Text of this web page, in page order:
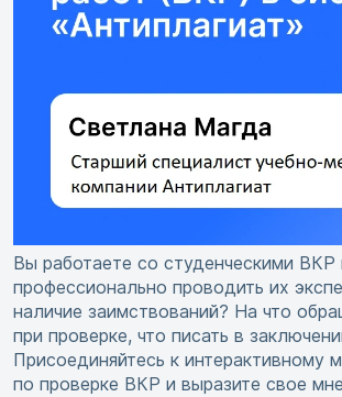
Вы работаете со студенческими ВКР
профессионально проводить их
наличие заимствований? На что
при проверке, что писать в
Присоединяйтесь к интерактивному
по проверке ВКР и выразите свое